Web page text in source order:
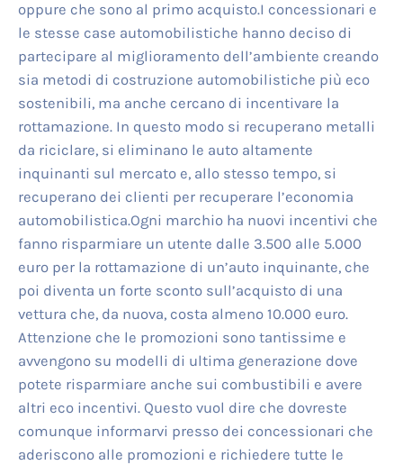
oppure che sono al primo acquisto.I concessionari e
le stesse case automobilistiche hanno deciso di
partecipare al miglioramento dell’ambiente creando
sia metodi di costruzione automobilistiche più eco
sostenibili, ma anche cercano di incentivare la
rottamazione. In questo modo si recuperano metalli
da riciclare, si eliminano le auto altamente
inquinanti sul mercato e, allo stesso tempo, si
recuperano dei clienti per recuperare l’economia
automobilistica.Ogni marchio ha nuovi incentivi che
fanno risparmiare un utente dalle 3.500 alle 5.000
euro per la rottamazione di un’auto inquinante, che
poi diventa un forte sconto sull’acquisto di una
vettura che, da nuova, costa almeno 10.000 euro.
Attenzione che le promozioni sono tantissime e
avvengono su modelli di ultima generazione dove
potete risparmiare anche sui combustibili e avere
altri eco incentivi. Questo vuol dire che dovreste
comunque informarvi presso dei concessionari che
aderiscono alle promozioni e richiedere tutte le